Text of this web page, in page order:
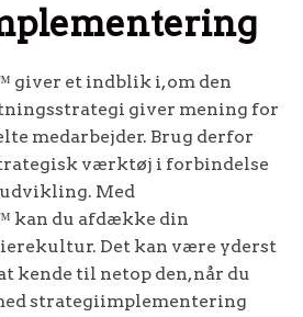
giver et indblik i, om den
giver mening for
medarbejder. Brug derfor
værktøj i forbindelse
Med
kan du afdække din
Det kan være yderst
kende til netop den, når du
strategiimplementering